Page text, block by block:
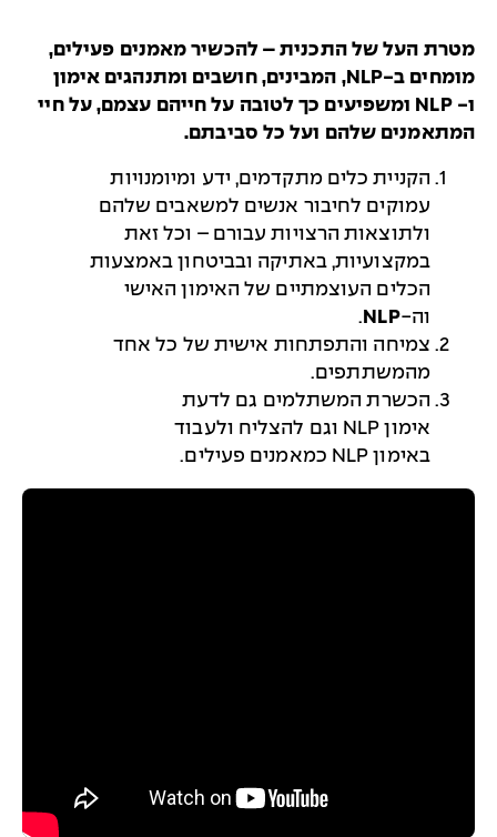
מטרת העל של התכנית – להכשיר מאמנים פעילים,
מומחים ב-NLP, המבינים, חושבים ומתנהגים אימון
ו- NLP ומשפיעים כך לטובה על חייהם עצמם, על חיי
המתאמנים שלהם ועל כל סביבתם.
הקניית כלים מתקדמים, ידע ומיומנויות
עמוקים לחיבור אנשים למשאבים שלהם
ולתוצאות הרצויות עבורם – וכל זאת
במקצועיות, באתיקה ובביטחון באמצעות
הכלים העוצמתיים של האימון האישי
וה-NLP
.
צמיחה והתפתחות אישית של כל אחד
מהמשתתפים.
הכשרת המשתלמים גם לדעת
אימון NLP וגם להצליח ולעבוד
באימון NLP כמאמנים פעילים.